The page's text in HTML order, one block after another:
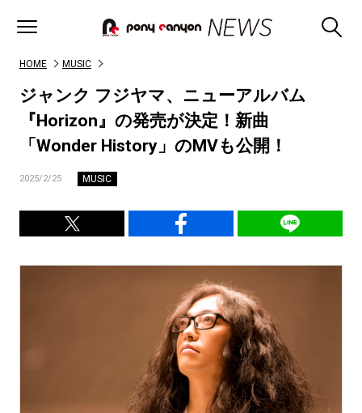
HOME MUSIC
ジャンク フジヤマ、ニューアルバム
『Horizon』の発売が決定！新曲
「Wonder History」のMVも公開！
2025/2/25 MUSIC